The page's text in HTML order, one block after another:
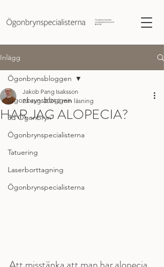
Inlägg
Ögonbrynsbloggen
3d Ögonbryn
Ögonbrynspecialisterna
Tatuering
Laserborttagning
Ögonbrynspecialisterna
Ögonbrynsbloggen
HAR JAG ALOPECIA?
Jakob Pang Isaksson
23 aug. 2024 2 min läsning